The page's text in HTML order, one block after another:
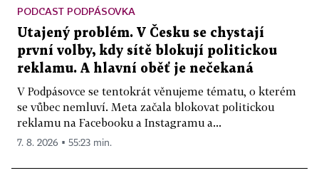
PODCAST PODPÁSOVKA
Utajený problém. V Česku se chystají
první volby, kdy sítě blokují politickou
reklamu. A hlavní oběť je nečekaná
V Podpásovce se tentokrát věnujeme tématu, o kterém
se vůbec nemluví. Meta začala blokovat politickou
reklamu na Facebooku a Instagramu a...
7. 8. 2026 ▪ 55:23 min.